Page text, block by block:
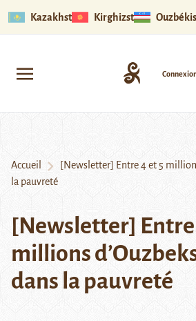
Kazakhstan Kirghizstan
Accueil
[Newsletter] Entre 4 et 5
la pauvreté
[Newsletter] Entre
millions
dans la pauvreté